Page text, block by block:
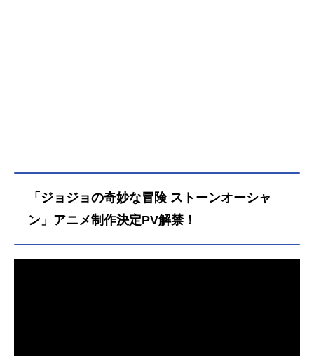
「ジョジョの奇妙な冒険 ストーンオーシャ
ン」アニメ制作決定PV解禁！